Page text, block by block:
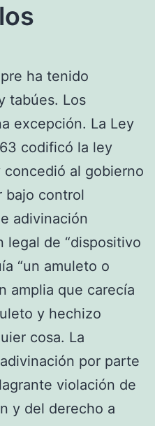
ha tenido
tabúes. Los
excepción. La Ley
codificó la ley
al gobierno
bajo control
adivinación
legal de “dispositivo
“un amuleto o
amplia que carecía
y hechizo
cosa. La
por parte
violación de
y del derecho a